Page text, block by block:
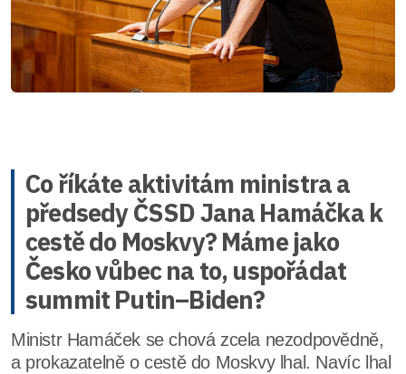
Co říkáte aktivitám ministra a
předsedy ČSSD Jana Hamáčka k
cestě do Moskvy? Máme jako
Česko vůbec na to, uspořádat
summit Putin–Biden?
Ministr Hamáček se chová zcela nezodpovědně,
a prokazatelně o cestě do Moskvy lhal. Navíc lhal